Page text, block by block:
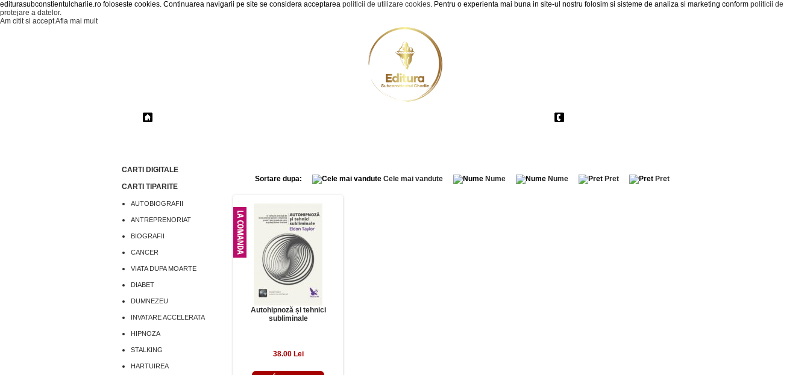
editurasubconstientulcharlie.ro foloseste cookies. Continuarea navigarii pe site se considera acceptarea politicii de utilizare cookies. Pentru o experienta mai buna in site-ul nostru folosim si sisteme de analiza si marketing conform politicii de
protejare a datelor.
Am citit si acceptAfla mai mult
CARTI DIGITALE
CARTI TIPARITE
AUTOBIOGRAFII
ANTREPRENORIAT
BIOGRAFII
CANCER
VIATA DUPA MOARTE
DIABET
DUMNEZEU
INVATARE ACCELERATA
HIPNOZA
STALKING
HARTUIREA
Sortare dupa: Cele mai vandute Nume Nume Pret Pret
Autohipnoză și tehnici
subliminale
38.00 Lei